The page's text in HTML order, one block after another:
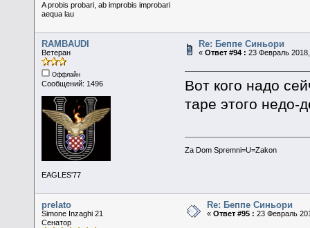
A probis probari, ab improbis improbari
aequa lau
RAMBAUDI
Ветеран
Оффлайн
Сообщений: 1496
EAGLES'77
Re: Беппе Синьори
«Ответ #94 : 23 Февраль
Вот кого надо
таре этого недо-
Za Dom Spremni=U=Zakon
prelato
Simone Inzaghi 21
Сенатор
Re: Беппе Синьори
«Ответ #95 : 23 Февраль